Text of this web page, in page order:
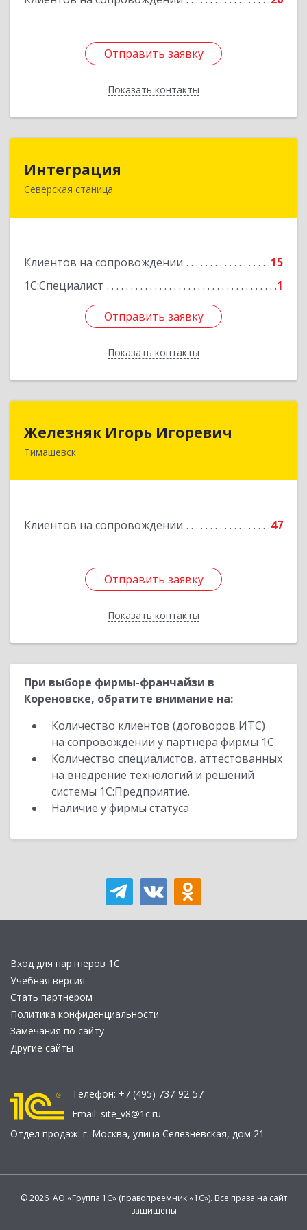
Отправить заявку
Показать контакты
Отправить заявку
Назад
Интеграция
Северская станица
Клиентов на сопровождении
15
1С:Специалист
1
Отправить заявку
Показать контакты
353240, Краснодарский край, Северская ст-ца,
Отправить заявку
Назад
Железняк Игорь Игоревич
Тимашевск
Клиентов на сопровождении 47
Отправить заявку
Показать контакты
352700, Краснодарский край, Тимашевский р-н,
Отправить заявку
Назад
При выборе фирмы-франчайзи в
Кореновске, обратите внимание на:
Количество клиентов (договоров ИТС)
на сопровождении у партнера фирмы 1С.
Количество специалистов, аттестованных
на внедрение технологий и решений
системы 1С:Предприятие.
Наличие у фирмы статуса
Вход для партнеров 1С
Учебная версия
Стать партнером
Политика конфиденциальности
Замечания по сайту
Другие сайты
Телефон: +7 (495) 737-92-57
Email: site_v8@1c.ru
Отдел продаж: г. Москва, улица Селезнёвская, дом 21
© 2026 АО «Группа 1С» (правопреемник «1С»). Все права на сайт
защищены